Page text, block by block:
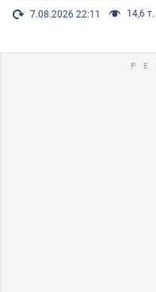
7.08.2026 22:11 14,6 т.